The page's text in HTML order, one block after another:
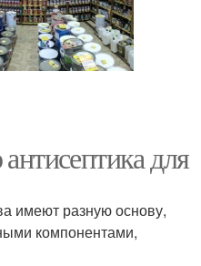
Антисептик на основе
Антисептики для рукдля
имеют разную основу,
компонентами,